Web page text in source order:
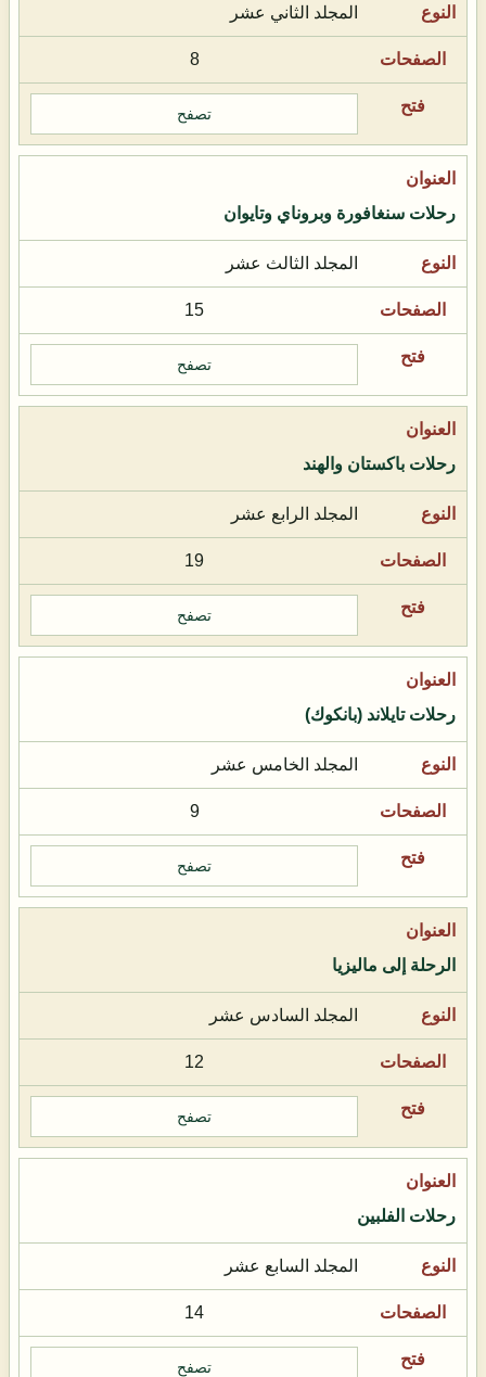
المجلد الثاني عشر
8
تصفح
رحلات سنغافورة وبروناي وتايوان
المجلد الثالث عشر
15
تصفح
رحلات باكستان والهند
المجلد الرابع عشر
19
تصفح
رحلات تايلاند (بانكوك)
المجلد الخامس عشر
9
تصفح
الرحلة إلى ماليزيا
المجلد السادس عشر
12
تصفح
رحلات الفلبين
المجلد السابع عشر
14
تصفح